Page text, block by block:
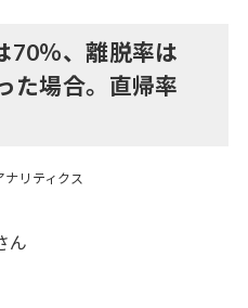
70％、離脱率は
た場合。直帰率
ナリティクス
ん